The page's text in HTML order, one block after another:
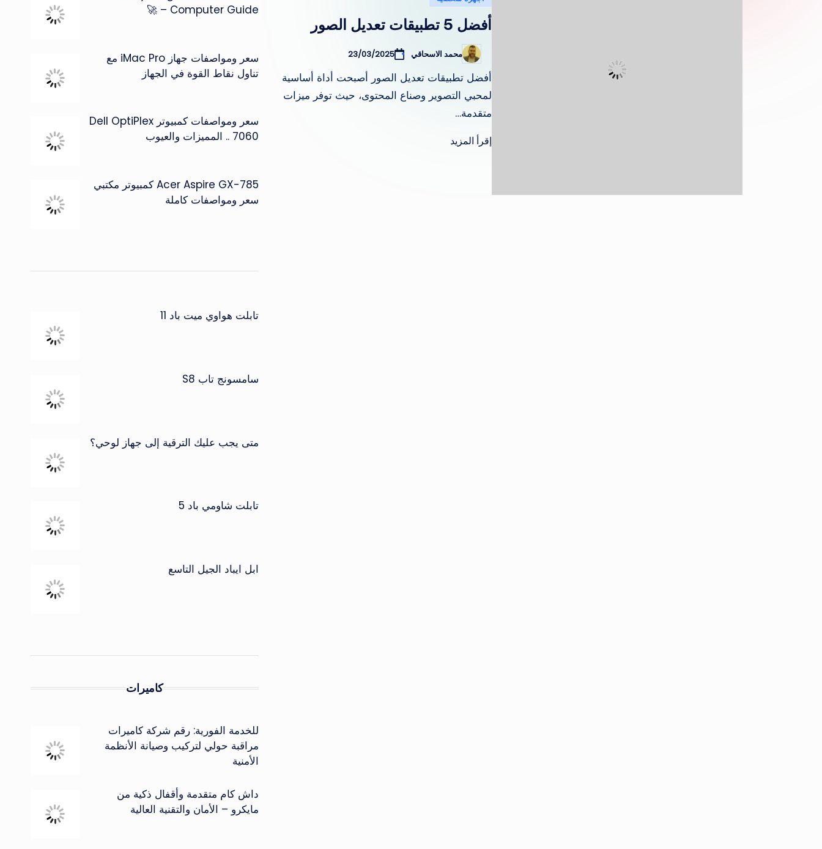
في
أفضل 5 تطبيقات تعديل الصور
تمّ
النشر
بواسطة
محمد الاسحاقي 23/03/2025
أفضل تطبيقات تعديل الصور أصبحت أداة أساسية
لمحبي التصوير وصناع المحتوى، حيث توفر ميزات
متقدمة…
إقرأ المزيد
Computer Guide – 🚀
سعر ومواصفات جهاز iMac Pro مع
تناول نقاط القوة في الجهاز
سعر ومواصفات كمبيوتر Dell OptiPlex
7060 .. المميزات والعيوب
Acer Aspire GX-785 كمبيوتر مكتبي
سعر ومواصفات كاملة
تابلت هواوي ميت باد 11
سامسونج تاب S8
متى يجب عليك الترقية إلى جهاز لوحي؟
تابلت شاومي باد 5
ابل ايباد الجيل التاسع
كاميرات
للخدمة الفورية: رقم شركة كاميرات
مراقبة حولي لتركيب وصيانة الأنظمة
الأمنية
داش كام متقدمة وأقفال ذكية من
مايكرو – الأمان والتقنية العالية